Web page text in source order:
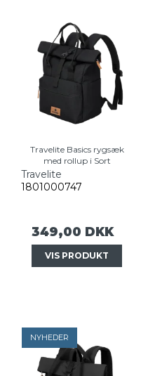
Travelite Basics rygsæk
med rollup i Sort
Travelite
1801000747
349,00 DKK
VIS PRODUKT
NYHEDER